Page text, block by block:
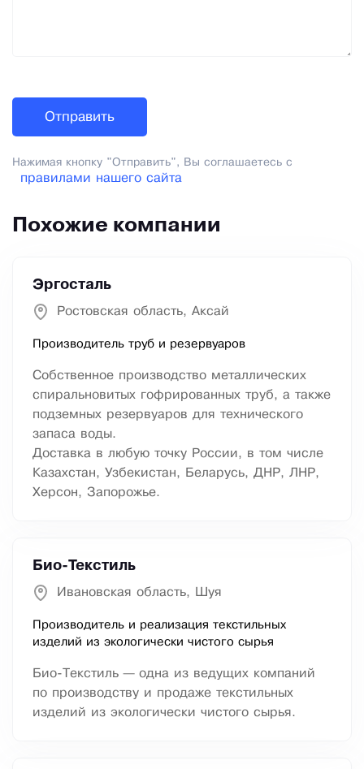
Нажимая кнопку "Отправить", Вы соглашаетесь с
правилами нашего сайта
Похожие компании
Эргосталь
Ростовская область, Аксай
Производитель труб и резервуаров
Собственное производство металлических
спиральновитых гофрированных труб, а также
подземных резервуаров для технического
запаса воды.
Доставка в любую точку России, в том числе
Казахстан, Узбекистан, Беларусь, ДНР, ЛНР,
Херсон, Запорожье.
Био-Текстиль
Ивановская область, Шуя
Производитель и реализация текстильных
изделий из экологически чистого сырья
Био-Текстиль — одна из ведущих компаний
по производству и продаже текстильных
изделий из экологически чистого сырья.